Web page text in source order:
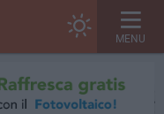
MENU